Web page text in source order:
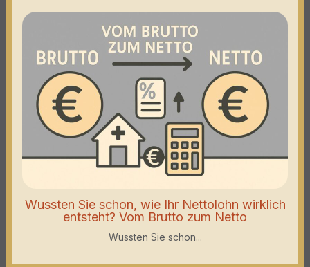
Wussten Sie schon, wie Ihr Nettolohn wirklich
entsteht? Vom Brutto zum Netto
Wussten Sie schon...